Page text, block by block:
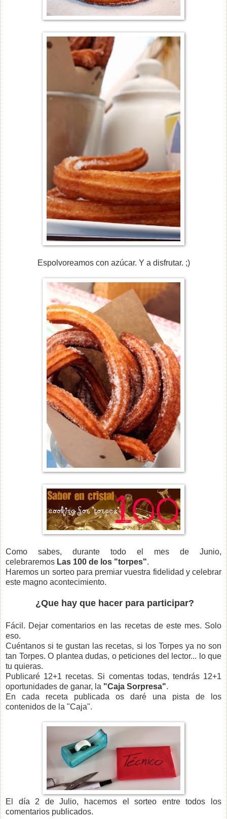
Espolvoreamos con azúcar. Y a disfrutar. ;)
Como sabes, durante todo el mes de Junio,
celebraremos Las 100 de los "torpes".
Haremos un sorteo para premiar vuestra fidelidad y celebrar
este magno acontecimiento.
¿Que hay que hacer para participar?
Fácil. Dejar comentarios en las recetas de este mes. Solo
eso.
Cuéntanos si te gustan las recetas, si los Torpes ya no son
tan Torpes. O plantea dudas, o peticiones del lector... lo que
tu quieras.
Publicaré 12+1 recetas. Si comentas todas, tendrás 12+1
oportunidades de ganar, la "Caja Sorpresa".
En cada receta publicada os daré una pista de los
contenidos de la "Caja".
El día 2 de Julio, hacemos el sorteo entre todos los
comentarios publicados.